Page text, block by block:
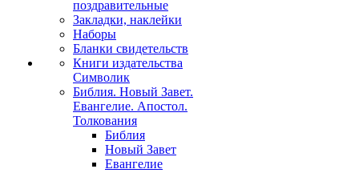
поздравительные
Закладки, наклейки
Наборы
Бланки свидетельств
Книги издательства
Символик
Библия. Новый Завет.
Евангелие. Апостол.
Толкования
Библия
Новый Завет
Евангелие